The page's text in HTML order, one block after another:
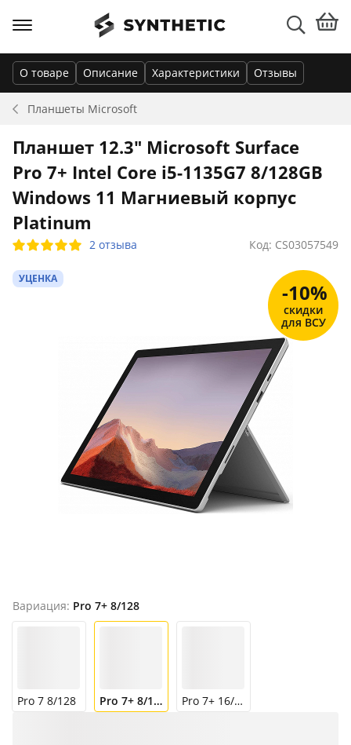
Планшеты Microsoft
О товаре Описание Характеристики Отзывы
Планшет 12.3" Microsoft Surface
Pro 7+ Intel Core i5-1135G7 8/128GB
Windows 11 Магниевый корпус
Platinum
2 отзыва Код: CS03057549
УЦЕНКА
-10%
скидки
для ВСУ
Вариация: Pro 7+ 8/128
Pro 7 8/128 Pro 7+ 8/128 Pro 7+ 16/256